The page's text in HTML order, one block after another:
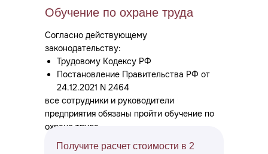
Обучение по охране труда
Согласно действующему
законодательству:
Трудовому Кодексу РФ
Постановление Правительства РФ от
24.12.2021 N 2464
все сотрудники и руководители
предприятия обязаны пройти обучение по
охране труда.
Получите расчет стоимости в 2